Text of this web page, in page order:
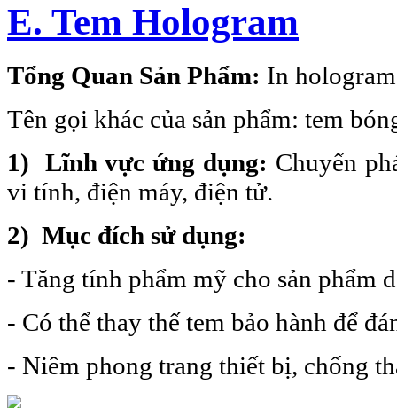
E. Tem Hologram
Tổng Quan Sản Phẩm: In
Tên gọi khác của sản phẩm: tem
1) Lĩnh vực ứng dụng: Chuyển
vi tính, điện máy, điện tử.
2) Mục đích sử dụng:
- Tăng tính phẩm mỹ cho sản phẩm
- Có thể thay thế tem bảo hành để
- Niêm phong trang thiết bị, chống